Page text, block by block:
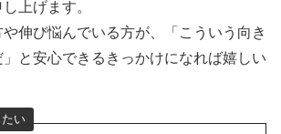
上げます。
伸び悩んでいる方が、「こういう向き
と安心できるきっかけになれば嬉しい